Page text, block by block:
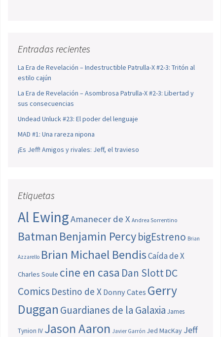
Entradas recientes
La Era de Revelación – Indestructible Patrulla-X #2-3: Tritón al
estilo cajún
La Era de Revelación – Asombrosa Patrulla-X #2-3: Libertad y
sus consecuencias
Undead Unluck #23: El poder del lenguaje
MAD #1: Una rareza nipona
¡Es Jeff! Amigos y rivales: Jeff, el travieso
Etiquetas
Al EwingAmanecer de X Andrea Sorrentino
Batman Benjamin PercybigEstreno Brian
Azzarello Brian Michael BendisCaída de X
Charles Soule cine en casa Dan SlottDC
Comics Destino de X Donny Cates Gerry
Duggan Guardianes de la Galaxia James
Tynion IV Jason Aaron Javier Garrón Jed MacKay Jeff